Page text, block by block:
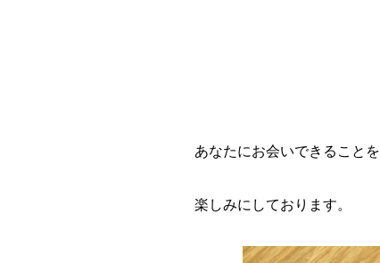
あなたにお会いできることを
楽しみにしております。